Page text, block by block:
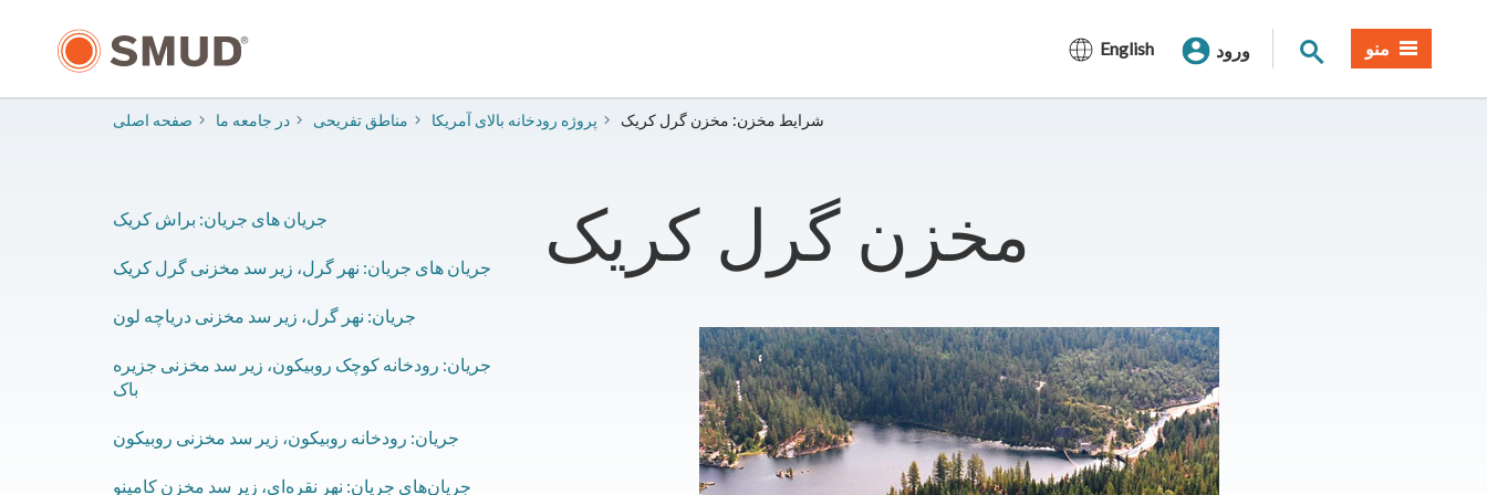
English ورود جستجوی سایت
منو
صفحه اصلی در جامعه ما ​مناطق تفریحی ​پروژه رودخانه بالای آمریکا ​شرایط مخزن: مخزن گرل کریک
​مخزن گرل کریک جریان های جریان: براش کریک
​جریان های جریان: نهر گرل، زیر سد مخزنی گرل کریک
​جریان: نهر گرل، زیر سد مخزنی دریاچه لون
​جریان: رودخانه کوچک روبیکون، زیر سد مخزنی جزیره
باک
​جریان: رودخانه روبیکون، زیر سد مخزنی روبیکون
​جریان‌های جریان: نهر نقره‌ای، زیر سد مخزن کامینو